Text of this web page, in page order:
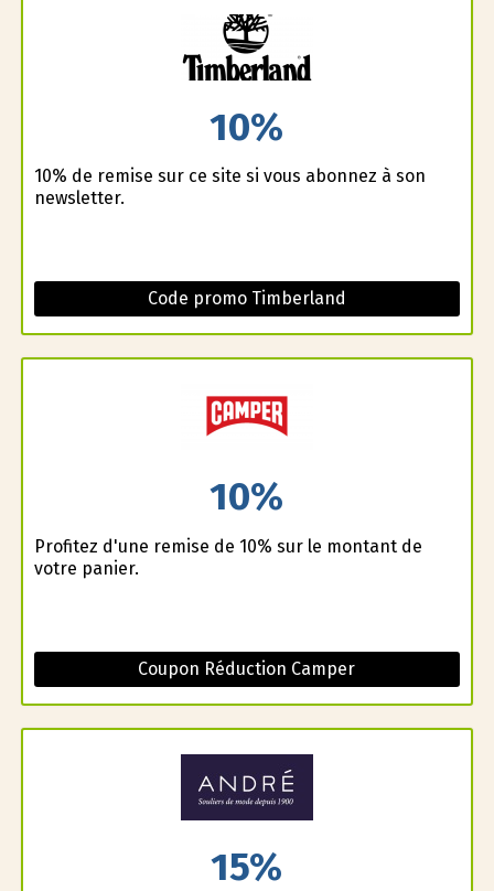
10%
10% de remise sur ce site si vous abonnez à son
newsletter.
Code promo Timberland
10%
Profitez d'une remise de 10% sur le montant de
votre panier.
Coupon Réduction Camper
15%